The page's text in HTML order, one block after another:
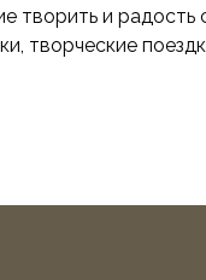
творить и радость
творческие